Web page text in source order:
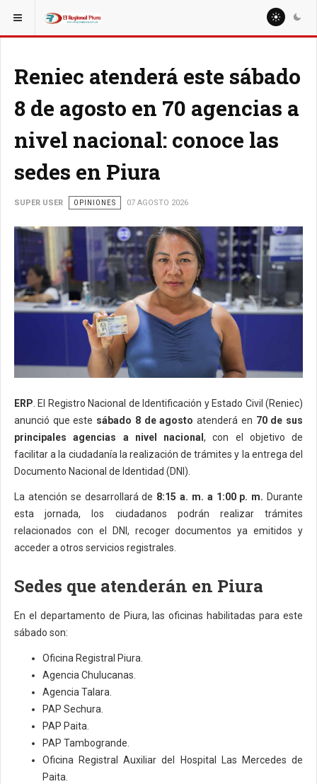
ESTÁ AQUÍ: EDITORIAL
Reniec atenderá este sábado
8 de agosto en 70 agencias a
nivel nacional: conoce las
sedes en Piura
SUPER USER OPINIONES 07 AGOSTO 2026
ERP . El Registro Nacional de Identificación y Estado Civil (Reniec)
anunció que este sábado 8 de agosto atenderá en 70 de sus
principales agencias a nivel nacional , con el objetivo de
facilitar a la ciudadanía la realización de trámites y la entrega del
Documento Nacional de Identidad (DNI).
La atención se desarrollará de 8:15 a. m. a 1:00 p. m. Durante
esta jornada, los ciudadanos podrán realizar trámites
relacionados con el DNI, recoger documentos ya emitidos y
acceder a otros servicios registrales.
Sedes que atenderán en Piura
En el departamento de Piura, las oficinas habilitadas para este
sábado son:
Oficina Registral Piura.
Agencia Chulucanas.
Agencia Talara.
PAP Sechura.
PAP Paita.
PAP Tambogrande.
Oficina Registral Auxiliar del Hospital Las Mercedes de
Paita.